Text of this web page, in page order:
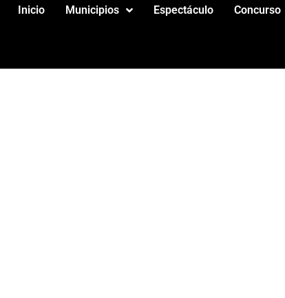
Inicio Municipios Espectáculo Concurso